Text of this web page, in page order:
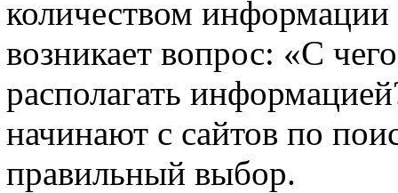
количеством
возникает вопрос: «С
располагать
начинают с сайтов по
правильный выбор.